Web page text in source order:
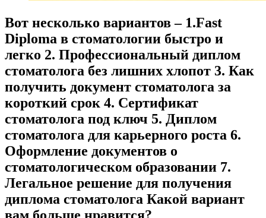
Вот несколько вариантов – 1.Fast
Diploma в стоматологии быстро и
легко 2. Профессиональный диплом
стоматолога без лишних хлопот 3. Как
получить документ стоматолога за
короткий срок 4. Сертификат
стоматолога под ключ 5. Диплом
стоматолога для карьерного роста 6.
Оформление документов о
стоматологическом образовании 7.
Легальное решение для получения
диплома стоматолога Какой вариант